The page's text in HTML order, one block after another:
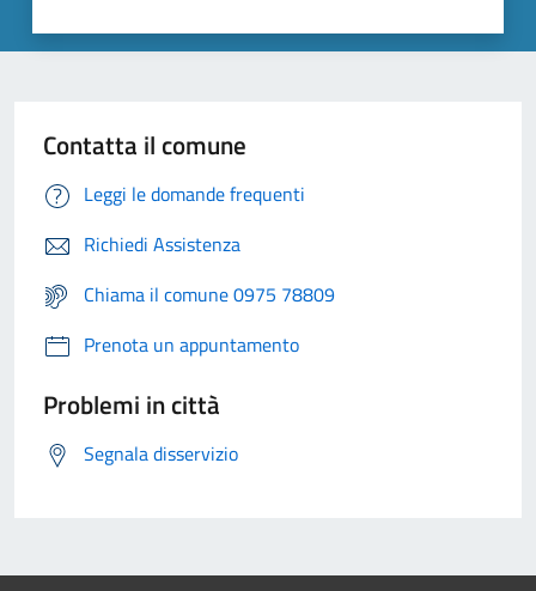
Contatta il comune
Leggi le domande frequenti
Richiedi Assistenza
Chiama il comune 0975 78809
Prenota un appuntamento
Problemi in città
Segnala disservizio